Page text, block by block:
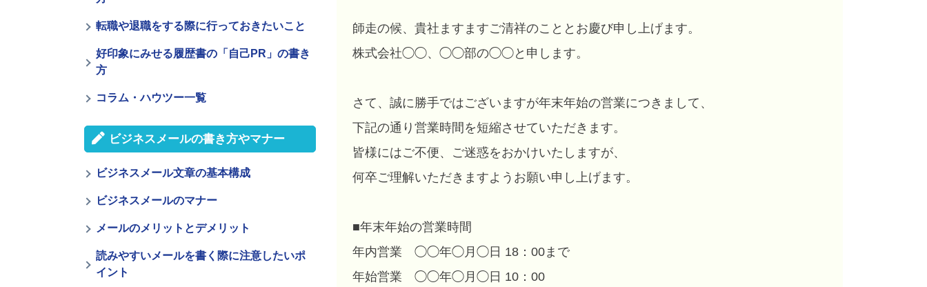
師走の候、貴社ますますご清祥のこととお慶び申し上げます。
株式会社◯◯、◯◯部の◯◯と申します。
さて、誠に勝手ではございますが年末年始の営業につきまして、
下記の通り営業時間を短縮させていただきます。
皆様にはご不便、ご迷惑をおかけいたしますが、
何卒ご理解いただきますようお願い申し上げます。
■年末年始の営業時間
年内営業 ◯◯年◯月◯日 18：00まで
年始営業 ◯◯年◯月◯日 10：00
転職や退職をする際に行っておきたいこと
好印象にみせる履歴書の「自己PR」の書き
方
コラム・ハウツー一覧
ビジネスメールの書き方やマナー
ビジネスメール文章の基本構成
ビジネスメールのマナー
メールのメリットとデメリット
読みやすいメールを書く際に注意したいポ
イント